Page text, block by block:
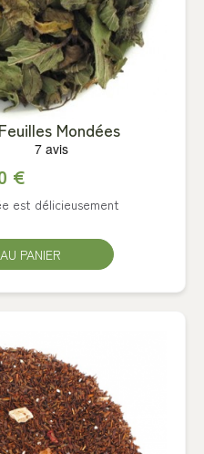
Mondées
€
est délicieusement
PANIER